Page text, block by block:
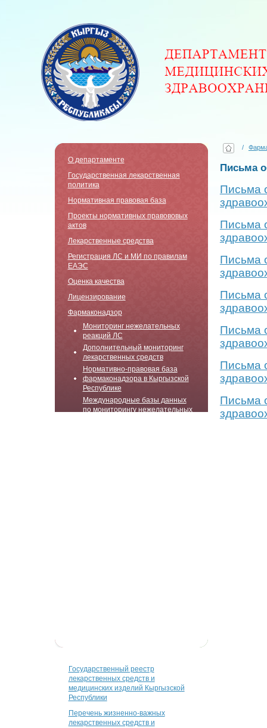
О департаменте
Государственная лекарственная
политика
Нормативная правовая база
Проекты нормативных правововых
актов
Лекарственные средства
Регистрация ЛС и МИ по правилам
ЕАЭС
Оценка качества
Лицензирование
Фармаконадзор
Мониторинг нежелательных
реакций ЛС
Дополнительный мониторинг
лекарственных средств
Нормативно-правовая база
фармаконадзора в Кыргызской
Республике
Международные базы данных
по мониторингу нежелательных
Государственный реестр
лекарственных средств и
медицинских изделий Кыргызской
Республики
Перечень жизненно-важных
лекарственных средств и
/
Письма
Письма
Письма
Письма
Письма
Письма
Письма
Письма